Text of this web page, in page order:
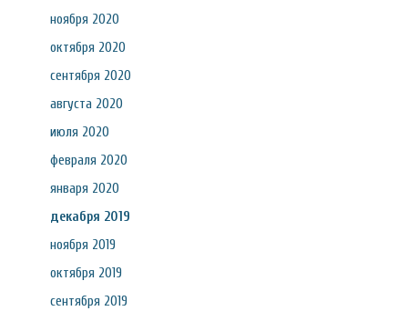
ноября 2020
октября 2020
сентября 2020
августа 2020
июля 2020
февраля 2020
января 2020
декабря 2019
ноября 2019
октября 2019
сентября 2019